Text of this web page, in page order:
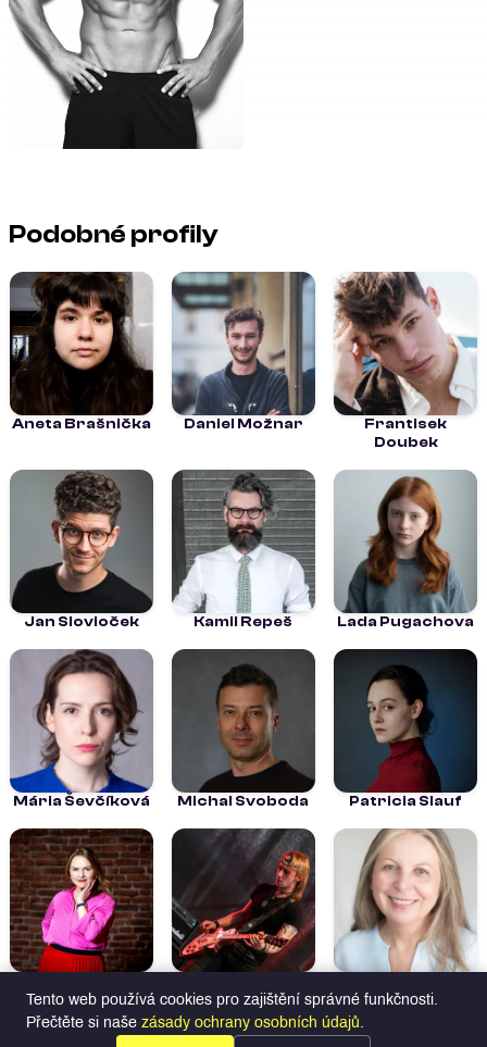
Podobné profily
Aneta Brašnička Daniel Možnar
Frantisek
Doubek
Jan Slovioček Kamil Repeš Lada Pugachova
Mária Ševčíková Michal Svoboda Patricia Slauf
Selucká
Sajfertová
Herci na Profilio Hledat talenty Všechny
Tento web používá cookies pro zajištění správné funkčnosti.
Přečtěte si naše zásady ochrany osobních údajů.